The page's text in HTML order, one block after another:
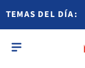
TEMAS DEL DÍA: